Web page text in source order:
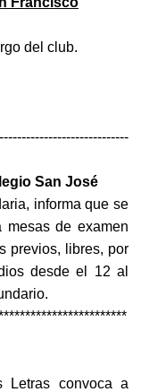
del club.
San José
informa que se
mesas de examen
previos, libres, por
desde el 12 al
Letras convoca a